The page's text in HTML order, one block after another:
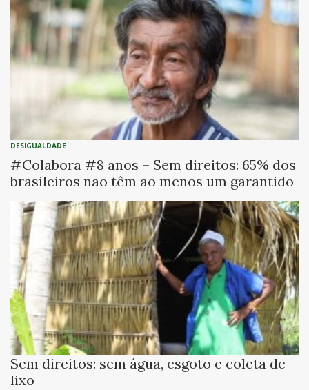
DESIGUALDADE
#Colabora #8 anos – Sem direitos: 65% dos
brasileiros não têm ao menos um garantido
Sem direitos: sem água, esgoto e coleta de
lixo